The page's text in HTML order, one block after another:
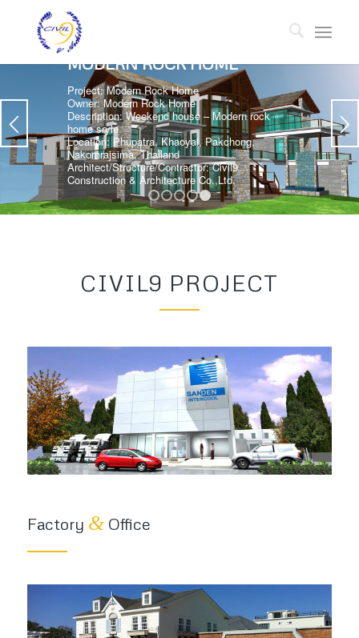
MODERN ROCK HOME
Project: Modern Rock Home
Owner: Modern Rock Home
Description: Weekend house – Modern rock
home sryle
Location: Phupatra, Khaoyai, Pakchong,
Nakornrajsima, Thailand
Architect/Structure/Contractor: Civil9
Construction & Architecture Co.,Ltd.
1 2 3 4 5
CIVIL9 PROJECT
Factory &Office